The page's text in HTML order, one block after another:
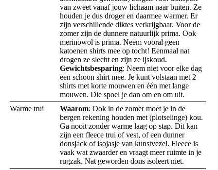
van zweet vanaf jouw lichaam naar buiten. Ze
houden je dus droger en daarmee warmer. Er
zijn verschillende diktes verkrijgbaar. Voor de
zomer zijn de dunnere natuurlijk prima. Ook
merinowol is prima. Neem vooral geen
katoenen shirts mee op tocht! Eenmaal nat
drogen ze slecht en zijn ze ijskoud.
Gewichtsbesparing: Neem niet voor elke dag
een schoon shirt mee. Je kunt volstaan met 2
shirts met korte mouwen en één met lange
mouwen. Die spoel je dan om en om uit.
Warme trui
Waarom: Ook in de zomer moet je in de
bergen rekening houden met (plotselinge) kou.
Ga nooit zonder warme laag op stap. Dit kan
zijn een fleece trui of vest, of een dunner
donsjack of isojasje van kunstvezel. Fleece is
vaak wat zwaarder en vraagt meer ruimte in je
rugzak. Nat geworden dons isoleert niet.